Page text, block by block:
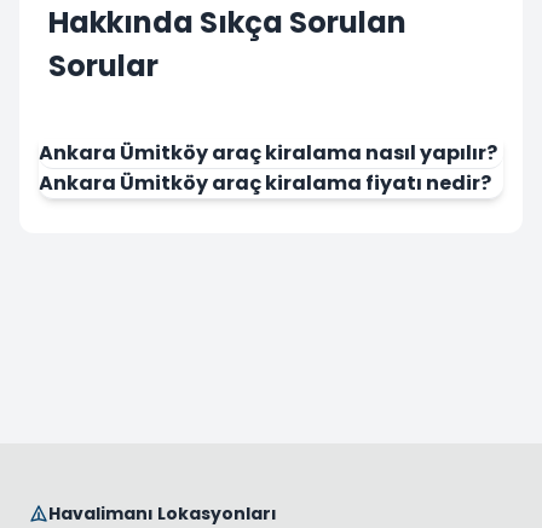
Hakkında Sıkça Sorulan
Sorular
Ankara Ümitköy araç kiralama nasıl yapılır?
Ankara Ümitköy araç kiralama fiyatı nedir?
Havalimanı Lokasyonları